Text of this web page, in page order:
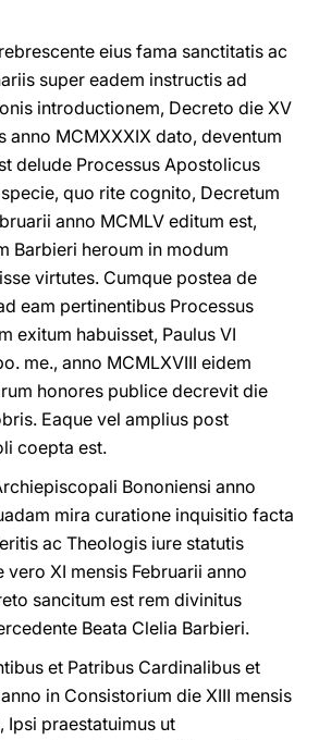
eius fama sanctitatis ac
super eadem instructis ad
introductionem, Decreto die XV
anno MCMXXXIX dato, deventum
delude Processus Apostolicus
quo rite cognito, Decretum
anno MCMLV editum est,
Barbieri heroum in modum
virtutes. Cumque postea de
eam pertinentibus Processus
exitum habuisset, Paulus VI
me., anno MCMLXVIII eidem
honores publice decrevit die
Eaque vel amplius post
coepta est.
Bononiensi anno
mira curatione inquisitio facta
ac Theologis iure statutis
vero XI mensis Februarii anno
sancitum est rem divinitus
Beata Clelia Barbieri.
et Patribus Cardinalibus et
in Consistorium die XIII mensis
Ipsi praestatuimus ut